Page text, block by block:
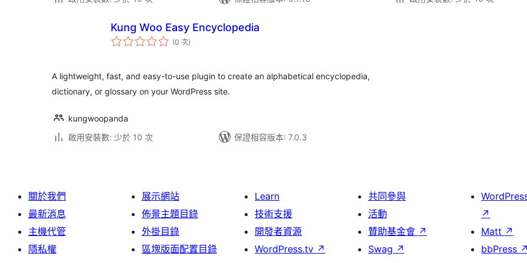
Kung Woo Easy Encyclopedia
(0 次評
分)
A lightweight, fast, and easy-to-use plugin to create an alphabetical encyclopedia,
dictionary, or glossary on your WordPress site.
kungwoopanda
啟用安裝數: 少於 10 次
保證相容版本: 7.0.3
關於我們
最新消息
主機代管
隱私權
展示網站
佈景主題目錄
外掛目錄
區塊版面配置目錄
Learn
技術支援
開發者資源
WordPress.tv ↗
共同參與
活動
贊助基金會 ↗
Swag ↗
↗
Matt ↗
bbPress ↗